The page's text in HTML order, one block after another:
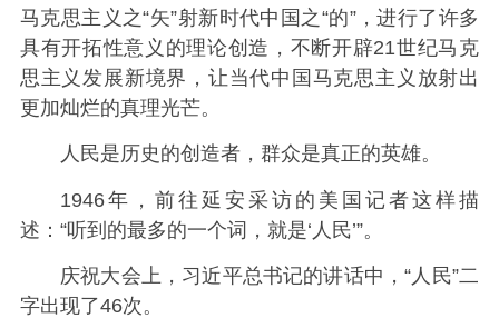
马克思主义之“矢”射新时代中国之“的”，进行了许多
具有开拓性意义的理论创造，不断开辟21世纪马克
思主义发展新境界，让当代中国马克思主义放射出
更加灿烂的真理光芒。
人民是历史的创造者，群众是真正的英雄。
1946年，前往延安采访的美国记者这样描
述：“听到的最多的一个词，就是‘人民’”。
庆祝大会上，习近平总书记的讲话中，“人民”二
字出现了46次。